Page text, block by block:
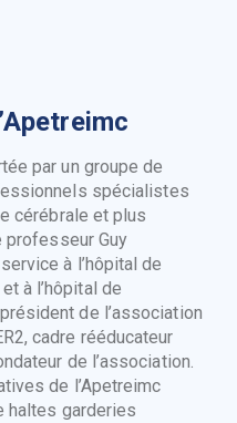
par un groupe de
spécialistes
cérébrale et plus
professeur Guy
à l’hôpital de
à l’hôpital de
de l’association
cadre rééducateur
de l’association.
de l’Apetreimc
haltes garderies